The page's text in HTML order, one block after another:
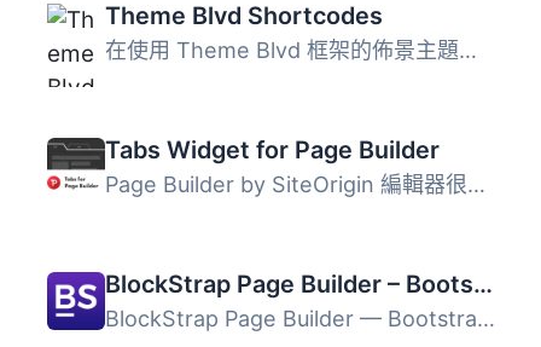
Theme Blvd Shortcodes
在使用 Theme Blvd 框架的佈景主題中，有許多內部元素及其他...
Tabs Widget for Page Builder
Page Builder by SiteOrigin 編輯器很好用，但缺少一個「標籤...
BlockStrap Page Builder – Bootstrap Blocks
BlockStrap Page Builder — Bootstrap Blocks 是一款強大的 W...